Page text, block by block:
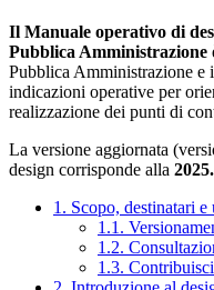
Il Manuale operativo di
Pubblica Amministrazione
Pubblica Amministrazione
indicazioni operative per
realizzazione dei punti di
La versione aggiornata
design corrisponde alla
1. Scopo, destinatari
1.1.
1.2.
1.3.